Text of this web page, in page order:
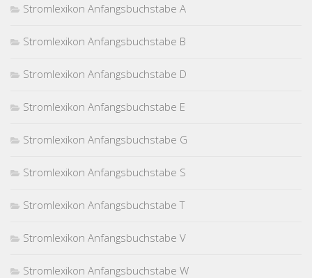
Stromlexikon Anfangsbuchstabe A
Stromlexikon Anfangsbuchstabe B
Stromlexikon Anfangsbuchstabe D
Stromlexikon Anfangsbuchstabe E
Stromlexikon Anfangsbuchstabe G
Stromlexikon Anfangsbuchstabe S
Stromlexikon Anfangsbuchstabe T
Stromlexikon Anfangsbuchstabe V
Stromlexikon Anfangsbuchstabe W